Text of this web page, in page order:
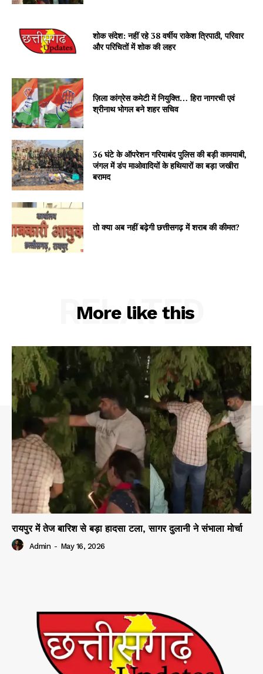
शोक संदेश: नहीं रहे 38 वर्षीय राकेश त्रिपाठी, परिवार
और परिचितों में शोक की लहर
ज़िला कांग्रेस कमेटी में नियुक्ति… हिरा नागरची एवं
श्रीनाथ भोगल बने शहर सचिव
36 घंटे के ऑपरेशन गरियाबंद पुलिस की बड़ी कामयाबी,
जंगल में डंप माओवादियों के हथियारों का बड़ा जखीरा
बरामद
तो क्या अब नहीं बढ़ेगी छत्तीसगढ़ में शराब की कीमत?
More like this
RELATED
रायपुर में तेज बारिश से बड़ा हादसा टला, सागर दुलानी ने संभाला मोर्चा
Admin - May 16, 2026